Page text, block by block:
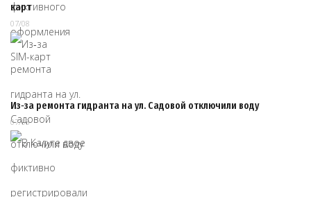
карт
07/08
Из‑за ремонта гидранта на ул. Садовой отключили воду
07/08